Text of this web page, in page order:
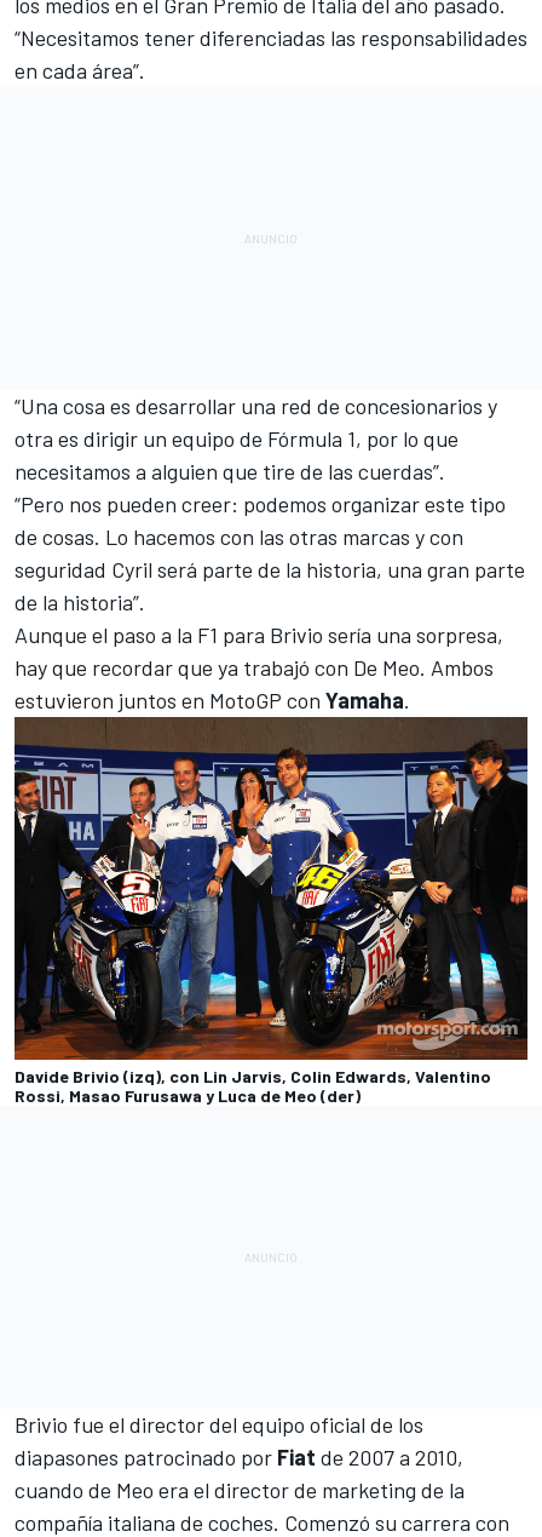
“Necesitamos tener diferenciadas las responsabilidades
en cada área”.
“Una cosa es desarrollar una red de concesionarios y
otra es dirigir un equipo de Fórmula 1, por lo que
necesitamos a alguien que tire de las cuerdas”.
“Pero nos pueden creer: podemos organizar este tipo
de cosas. Lo hacemos con las otras marcas y con
seguridad Cyril será parte de la historia, una gran parte
de la historia”.
Aunque el paso a la F1 para Brivio sería una sorpresa,
hay que recordar que ya trabajó con De Meo. Ambos
estuvieron juntos en MotoGP con Yamaha.
Davide Brivio (izq), con Lin Jarvis, Colin Edwards, Valentino
Rossi, Masao Furusawa y Luca de Meo (der)
Brivio fue el director del equipo oficial de los
diapasones patrocinado por Fiat de 2007 a 2010,
cuando de Meo era el director de marketing de la
compañía italiana de coches. Comenzó su carrera con